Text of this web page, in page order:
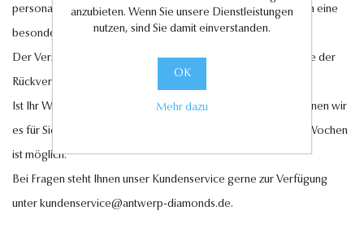
personalisierte Geschenkkarten hinzufügen, um Ihren Liebsten eine
besondere Freude zu bereiten.
Der Versand innerhalb Deutschlands ist kostenlos, ebenso wie der
Rückversand im Falle eines Umtauschs oder einer Retoure.
Ist Ihr Wunschschmuckstück nicht auf Lager? Auf Anfrage können wir
es für Sie anfertigen lassen. Eine Lieferung innerhalb von 6-7 Wochen
ist möglich.
Bei Fragen steht Ihnen unser Kundenservice gerne zur Verfügung
unter kundenservice@antwerp-diamonds.de.
anzubieten. Wenn Sie unsere Dienstleistungen
nutzen, sind Sie damit einverstanden.
OK
Mehr dazu